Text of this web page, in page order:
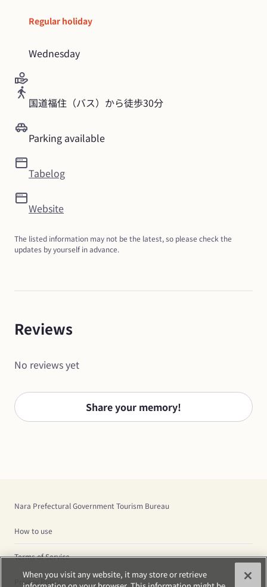
Regular holiday
Wednesday
国道福住（バス）から徒歩30分
Parking available
Tabelog
Website
The listed information may not be the latest, so please check the
updates by yourself in advance.
Reviews
No reviews yet
Share your memory!
Nara Prefectural Government Tourism Bureau
How to use
Terms of Service
Privacy Policy
When you visit any website, it may store or retrieve